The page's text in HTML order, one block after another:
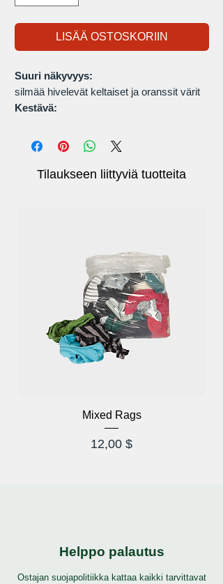
LISÄÄ OSTOSKORIIN
Suuri näkyvyys:
silmää hivelevät keltaiset ja oranssit värit
Kestävä:
myrkytön, turvallinen ja kestävä; kevyt
(vain 8 unssia).
Turvallinen kellumaan:
on säädettävä ja irrotettava.
9,5 x 10,6 x 0,8 tuumaa
Tilaukseen liittyviä tuotteita
Mixed Rags
Hinta
12,00 $
Helppo palautus
Ostajan suojapolitiikka kattaa kaikki tarvittavat